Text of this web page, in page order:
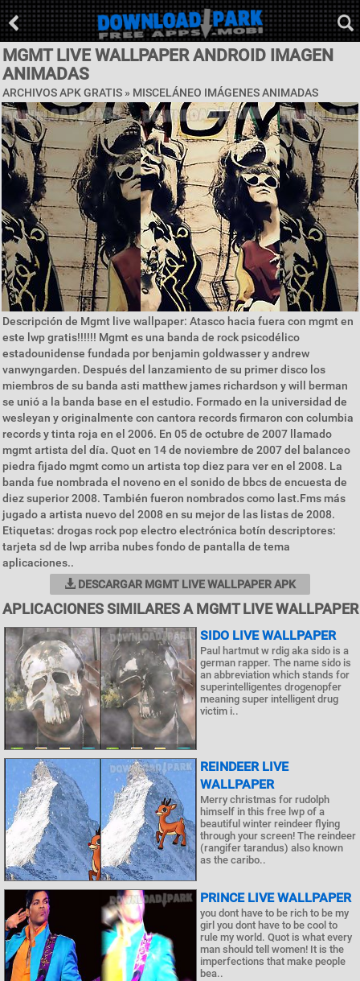
MGMT LIVE WALLPAPER ANDROID IMAGEN
ANIMADAS
ARCHIVOS APK GRATIS » MISCELÁNEO IMÁGENES ANIMADAS
Descripción de Mgmt live wallpaper: Atasco hacia fuera con mgmt en
este lwp gratis!!!!!! Mgmt es una banda de rock psicodélico
estadounidense fundada por benjamin goldwasser y andrew
vanwyngarden. Después del lanzamiento de su primer disco los
miembros de su banda asti matthew james richardson y will berman
se unió a la banda base en el estudio. Formado en la universidad de
wesleyan y originalmente con cantora records firmaron con columbia
records y tinta roja en el 2006. En 05 de octubre de 2007 llamado
mgmt artista del día. Quot en 14 de noviembre de 2007 del balanceo
piedra fijado mgmt como un artista top diez para ver en el 2008. La
banda fue nombrada el noveno en el sonido de bbcs de encuesta de
diez superior 2008. También fueron nombrados como last.Fms más
jugado a artista nuevo del 2008 en su mejor de las listas de 2008.
Etiquetas: drogas rock pop electro electrónica botín descriptores:
tarjeta sd de lwp arriba nubes fondo de pantalla de tema
aplicaciones..
DESCARGAR MGMT LIVE WALLPAPER APK
APLICACIONES SIMILARES A MGMT LIVE WALLPAPER
SIDO LIVE WALLPAPER
Paul hartmut w rdig aka sido is a
german rapper. The name sido is
an abbreviation which stands for
superintelligentes drogenopfer
meaning super intelligent drug
victim i..
REINDEER LIVE
WALLPAPER
Merry christmas for rudolph
himself in this free lwp of a
beautiful winter reindeer flying
through your screen! The reindeer
(rangifer tarandus) also known
as the caribo..
PRINCE LIVE WALLPAPER
you dont have to be rich to be my
girl you dont have to be cool to
rule my world. Quot is what every
man should tell women! It is the
imperfections that make people
bea..